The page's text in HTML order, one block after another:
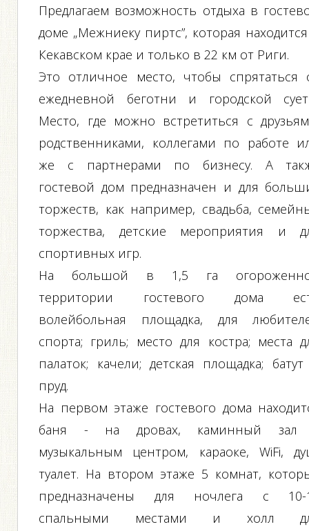
Предлагаем возможность отдыха в
доме „Межниеку пиртс”, которая
Кекавском крае и только в 22 км от Риги.
Это отличное место, чтобы спрятаться
ежедневной беготни и городской
Место, где можно встретиться с
родственниками, коллегами по работе
же с партнерами по бизнесу. А
гостевой дом предназначен и для
торжеств, как например, свадьба,
торжества, детские мероприятия и
спортивных игр.
На большой в 1,5 га
территории гостевого дома
волейбольная площадка, для
спорта; гриль; место для костра; места
палаток; качели; детская площадка;
пруд.
На первом этаже гостевого дома
баня - на дровах, каминный зал
музыкальным центром, караоке, WiFi,
туалет. На втором этаже 5 комнат,
предназначены для ночлега с 10-
спальными местами и холл